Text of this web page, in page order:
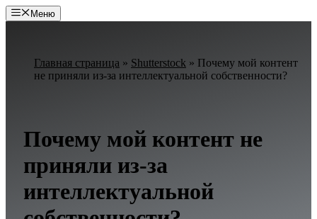
Перейти
к
Меню
Главная страница » Shutterstock » Почему мой контент
не приняли из-за интеллектуальной собственности?
Почему мой контент не
приняли из-за
интеллектуальной